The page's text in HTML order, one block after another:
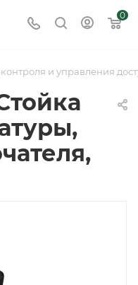
0
и управления